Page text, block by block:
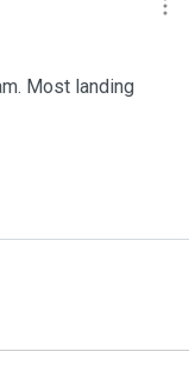
Most landing